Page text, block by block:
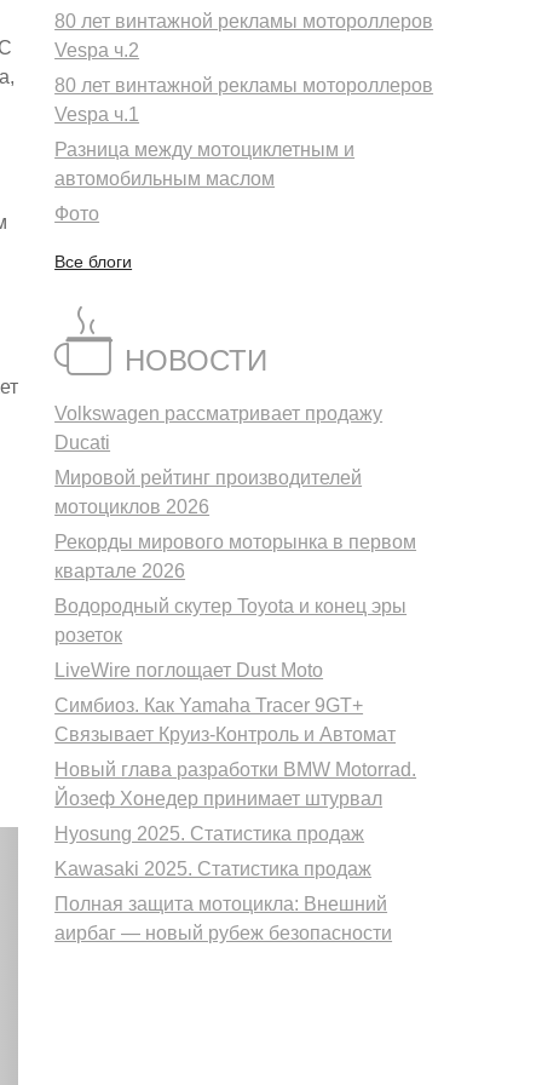
80 лет винтажной рекламы мотороллеров
Vespa ч.2
80 лет винтажной рекламы мотороллеров
Vespa ч.1
Разница между мотоциклетным и
автомобильным маслом
Фото
Все блоги
НОВОСТИ
Volkswagen рассматривает продажу
Ducati
Мировой рейтинг производителей
мотоциклов 2026
Рекорды мирового моторынка в первом
квартале 2026
Водородный скутер Toyota и конец эры
розеток
LiveWire поглощает Dust Moto
Симбиоз. Как Yamaha Tracer 9GT+
Связывает Круиз-Контроль и Автомат
Новый глава разработки BMW Motorrad.
Йозеф Хонедер принимает штурвал
Hyosung 2025. Статистика продаж
Kawasaki 2025. Статистика продаж
Полная защита мотоцикла: Внешний
аирбаг — новый рубеж безопасности